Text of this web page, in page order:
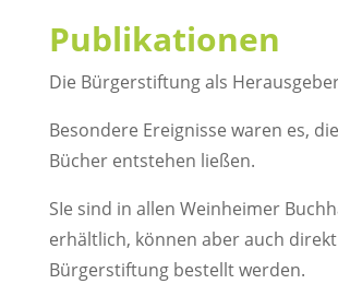
Publikationen
Die Bürgerstiftung als
Besondere Ereignisse waren es,
Bücher entstehen ließen.
SIe sind in allen Weinheimer
erhältlich, können aber auch
Bürgerstiftung bestellt werden.